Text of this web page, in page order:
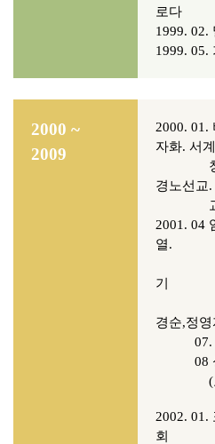
로다
1999. 02.
1999. 05.
2000 ~
2009
2000. 01.
자화. 서
청소
경노선교
교육
2001. 04
열.
집
기
권
경순,정
08 성
(교회
2002. 01.
회